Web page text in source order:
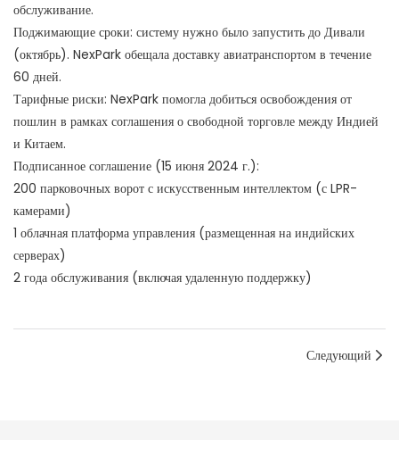
обслуживание.
Поджимающие сроки: систему нужно было запустить до Дивали
(октябрь). NexPark обещала доставку авиатранспортом в течение
60 дней.
Тарифные риски: NexPark помогла добиться освобождения от
пошлин в рамках соглашения о свободной торговле между Индией
и Китаем.
Подписанное соглашение (15 июня 2024 г.):
200 парковочных ворот с искусственным интеллектом (с LPR-
камерами)
1 облачная платформа управления (размещенная на индийских
серверах)
2 года обслуживания (включая удаленную поддержку)
Следующий